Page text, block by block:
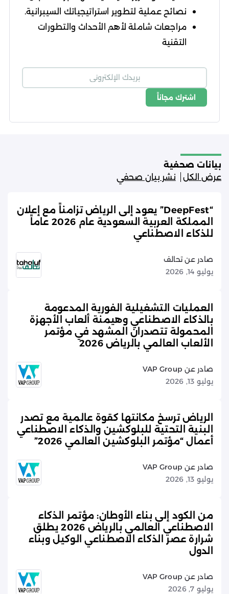
نصائح عملية لتطوير استراتيجياتك السيبرانية.
مراجعات شاملة لأهم الأحداث والتطورات
التقنية
اشترك مجاناً
بيانات صحفية
عرض الكل
نشر بيان صحفي
“DeepFest” يعود إلى الرياض تزامناً مع إعلان
المملكة العربية السعودية عام 2026 عاماً
للذكاء الاصطناعي
صادر عن تحالف
يوليو 14, 2026
العمليات التشغيلية الفورية المدعومة
بالذكاء الاصطناعي وهيمنة ألعاب الأجهزة
المحمولة تتصدران المشهد في مؤتمر
الألعاب العالمي بالرياض 2026
صادر عن VAP Group
يوليو 13, 2026
الرياض ترسخ مكانتها كقوة عالمية مع تصدر
البنية التحتية للبلوكشين والذكاء الاصطناعي
أعمال “مؤتمر البلوكشين العالمي 2026”
صادر عن VAP Group
يوليو 13, 2026
من الكود إلى بناء الأوطان: مؤتمر الذكاء
الاصطناعي العالمي بالرياض 2026 يطلق
شرارة عصر الذكاء الاصطناعي الوكيل وبناء
الدول
صادر عن VAP Group
يوليو 7, 2026